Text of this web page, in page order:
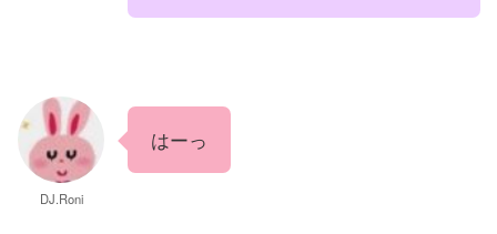
DJ.Roni
はーっ